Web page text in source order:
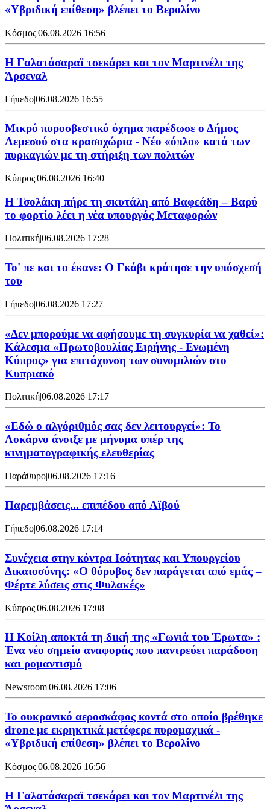
«Υβριδική επίθεση» βλέπει το Βερολίνο
Κόσμος|06.08.2026 16:56
H Γαλατάσαραϊ τσεκάρει και τον Μαρτινέλι της
Άρσεναλ
Γήπεδο|06.08.2026 16:55
Μικρό πυροσβεστικό όχημα παρέδωσε ο Δήμος
Λεμεσού στα κρασοχώρια - Νέο «όπλο» κατά των
πυρκαγιών με τη στήριξη των πολιτών
Κύπρος|06.08.2026 16:40
Η Τσολάκη πήρε τη σκυτάλη από Βαφεάδη – Βαρύ
το φορτίο λέει η νέα υπουργός Μεταφορών
Πολιτική|06.08.2026 17:28
Το' πε και το έκανε: Ο Γκάβι κράτησε την υπόσχεσή
του
Γήπεδο|06.08.2026 17:27
«Δεν μπορούμε να αφήσουμε τη συγκυρία να χαθεί»:
Κάλεσμα «Πρωτοβουλίας Ειρήνης - Ενωμένη
Κύπρος» για επιτάχυνση των συνομιλιών στο
Κυπριακό
Πολιτική|06.08.2026 17:17
«Εδώ ο αλγόριθμός σας δεν λειτουργεί»: Το
Λοκάρνο άνοιξε με μήνυμα υπέρ της
κινηματογραφικής ελευθερίας
Παράθυρο|06.08.2026 17:16
Παρεμβάσεις... επιπέδου από Αϊβού
Γήπεδο|06.08.2026 17:14
Συνέχεια στην κόντρα Ισότητας και Υπουργείου
Δικαιοσύνης: «Ο θόρυβος δεν παράγεται από εμάς –
Φέρτε λύσεις στις Φυλακές»
Κύπρος|06.08.2026 17:08
Η Κοίλη αποκτά τη δική της «Γωνιά του Έρωτα» :
Ένα νέο σημείο αναφοράς που παντρεύει παράδοση
και ρομαντισμό
Newsroom|06.08.2026 17:06
Το ουκρανικό αεροσκάφος κοντά στο οποίο βρέθηκε
drone με εκρηκτικά μετέφερε πυρομαχικά -
«Υβριδική επίθεση» βλέπει το Βερολίνο
Κόσμος|06.08.2026 16:56
H Γαλατάσαραϊ τσεκάρει και τον Μαρτινέλι της